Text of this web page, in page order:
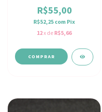
R$55,00
R$52,25 com Pix
12x de R$5,66